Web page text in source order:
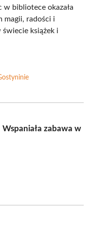
w bibliotece okazała
magii, radości i
książek i
zabawa w